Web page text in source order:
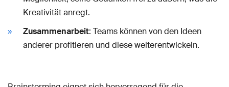
Kreativität anregt.
Zusammenarbeit: Teams können von den Ideen
anderer profitieren und diese weiterentwickeln.